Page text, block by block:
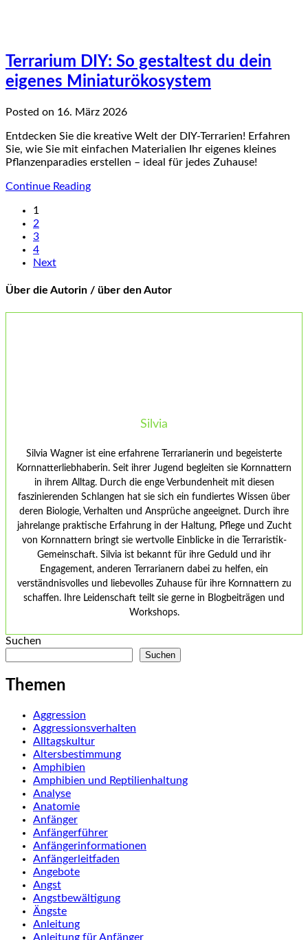
Terrarium DIY: So gestaltest du dein
eigenes Miniaturökosystem
Posted on 16. März 2026
Entdecken Sie die kreative Welt der DIY-Terrarien! Erfahren
Sie, wie Sie mit einfachen Materialien Ihr eigenes kleines
Pflanzenparadies erstellen – ideal für jedes Zuhause!
Continue Reading
1
2
3
4
Next
Über die Autorin / über den Autor
Silvia
Silvia Wagner ist eine erfahrene Terrarianerin und begeisterte
Kornnatterliebhaberin. Seit ihrer Jugend begleiten sie Kornnattern
in ihrem Alltag. Durch die enge Verbundenheit mit diesen
faszinierenden Schlangen hat sie sich ein fundiertes Wissen über
deren Biologie, Verhalten und Ansprüche angeeignet. Durch ihre
jahrelange praktische Erfahrung in der Haltung, Pflege und Zucht
von Kornnattern bringt sie wertvolle Einblicke in die Terraristik-
Gemeinschaft. Silvia ist bekannt für ihre Geduld und ihr
Engagement, anderen Terrarianern dabei zu helfen, ein
verständnisvolles und liebevolles Zuhause für ihre Kornnattern zu
schaffen. Ihre Leidenschaft teilt sie gerne in Blogbeiträgen und
Workshops.
Suchen
Suchen
Themen
Aggression
Aggressionsverhalten
Alltagskultur
Altersbestimmung
Amphibien
Amphibien und Reptilienhaltung
Analyse
Anatomie
Anfänger
Anfängerführer
Anfängerinformationen
Anfängerleitfaden
Angebote
Angst
Angstbewältigung
Ängste
Anleitung
Anleitung für Anfänger